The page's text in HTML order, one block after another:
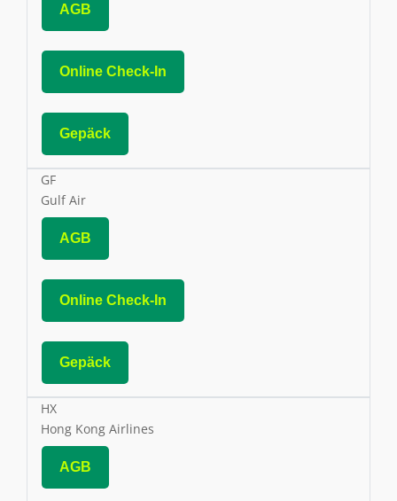
AGB
Online Check-In
Gepäck
GF
Gulf Air
AGB
Online Check-In
Gepäck
HX
Hong Kong Airlines
AGB